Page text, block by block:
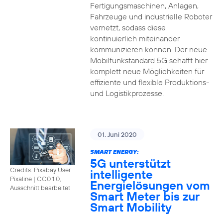
Fertigungsmaschinen, Anlagen,
Fahrzeuge und industrielle Roboter
vernetzt, sodass diese
kontinuierlich miteinander
kommunizieren können. Der neue
Mobilfunkstandard 5G schafft hier
komplett neue Möglichkeiten für
effiziente und flexible Produktions-
und Logistikprozesse.
Credits: Pixabay User
Pixaline | CC0 1.0,
Ausschnitt bearbeitet
01. Juni 2020
SMART ENERGY:
5G unterstützt
intelligente
Energielösungen vom
Smart Meter bis zur
Smart Mobility